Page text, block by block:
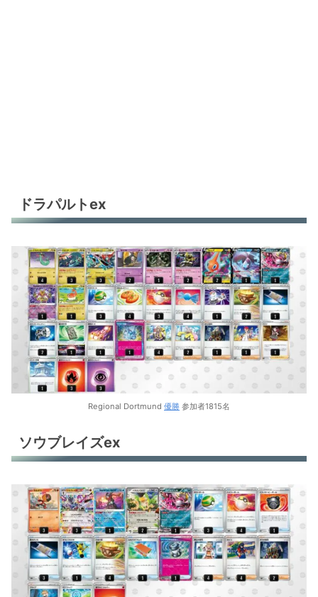
ドラパルトex
Regional Dortmund 優勝 参加者1815名
ソウブレイズex